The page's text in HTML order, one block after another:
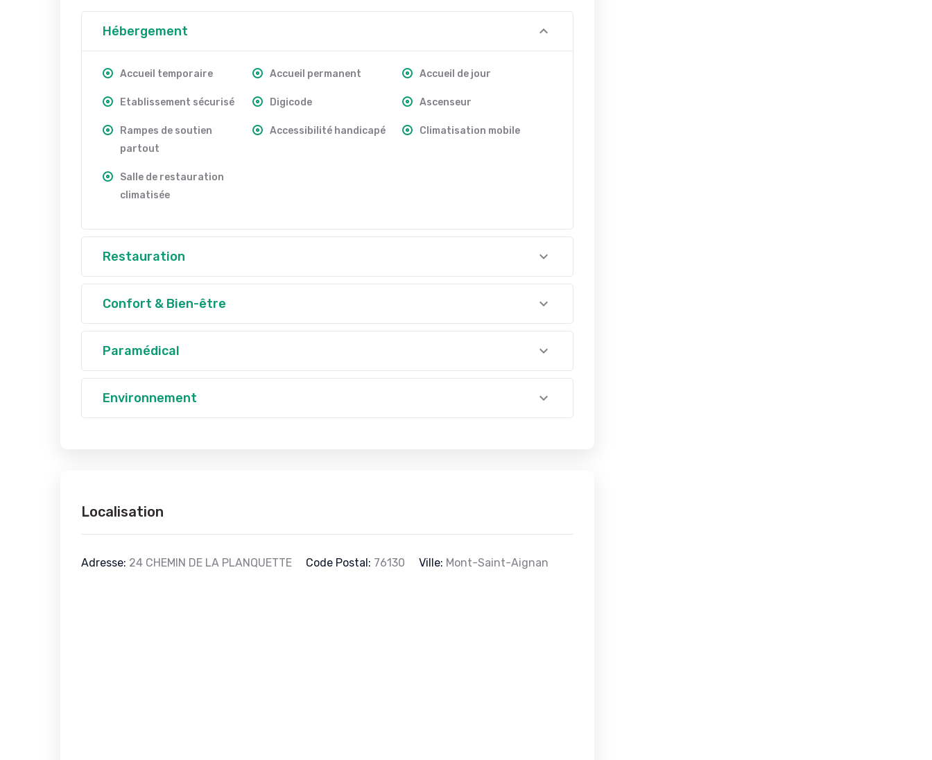
Hébergement
Accueil temporaire Accueil permanent Accueil de jour
Etablissement sécurisé Digicode Ascenseur
Rampes de soutien
partout
Accessibilité handicapé Climatisation mobile
Salle de restauration
climatisée
Restauration
Confort & Bien-être
Paramédical
Environnement
Localisation
Adresse: 24 CHEMIN DE LA PLANQUETTE Code Postal: 76130 Ville: Mont-Saint-Aignan